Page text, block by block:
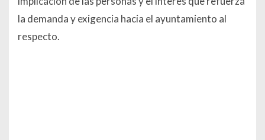
la demanda y exigencia hacia el ayuntamiento al
respecto.